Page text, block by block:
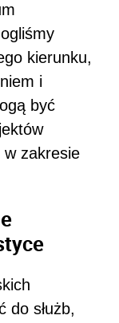
kierunku,
i
być
w zakresie
do służb,